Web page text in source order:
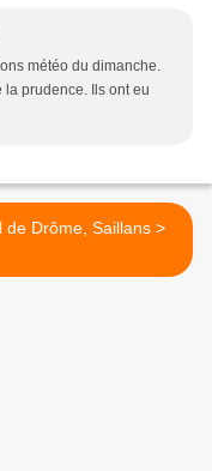
météo du dimanche.
la prudence. Ils ont eu
Val de Drôme, Saillans >